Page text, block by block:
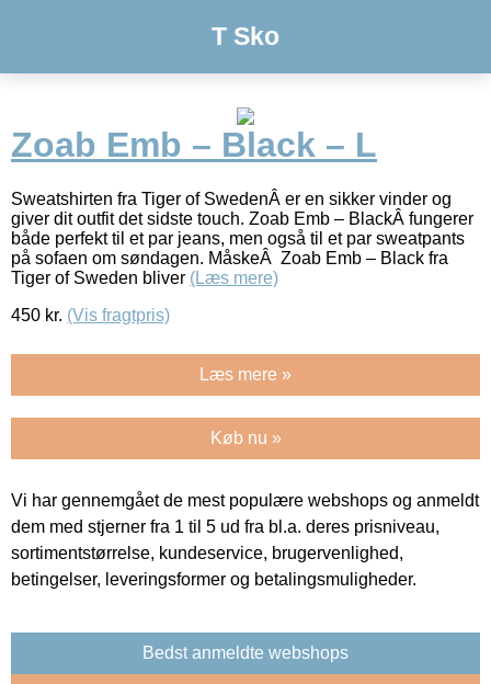
T Sko
Zoab Emb – Black – L
Sweatshirten fra Tiger of SwedenÂ er en sikker vinder og
giver dit outfit det sidste touch. Zoab Emb – BlackÂ fungerer
både perfekt til et par jeans, men også til et par sweatpants
på sofaen om søndagen. MåskeÂ Zoab Emb – Black fra
Tiger of Sweden bliver (Læs mere)
450 kr. (Vis fragtpris)
Læs mere »
Køb nu »
Vi har gennemgået de mest populære webshops og anmeldt
dem med stjerner fra 1 til 5 ud fra bl.a. deres prisniveau,
sortimentstørrelse, kundeservice, brugervenlighed,
betingelser, leveringsformer og betalingsmuligheder.
Bedst anmeldte webshops